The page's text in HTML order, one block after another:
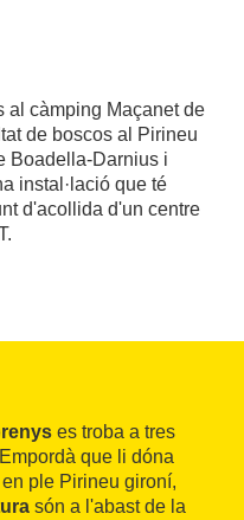
al càmping Maçanet de
de boscos al Pirineu
Boadella-Darnius i
instal·lació que té
d'acollida d'un centre
es troba a tres
que li dóna
ple Pirineu gironí,
són a l'abast de la